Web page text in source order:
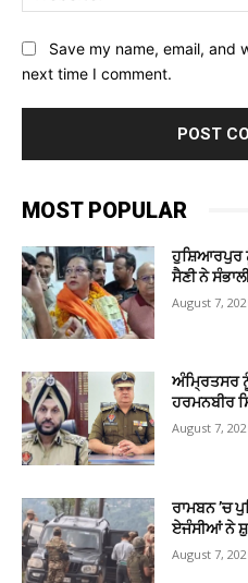
Save my name, email, and
next time I comment.
MOST POPULAR
ਹੁਸ਼ਿਆਰਪੁਰ
ਸੈਣੀ ਨੇ
August 7,
ਅੰਮ੍ਰਿਤਸਰ
ਹਰਮਨਬੀਰ
August 7,
ਰਾਮਬਨ ’ਚ
ਏਜੰਸੀਆਂ ਨੇ
August 7,